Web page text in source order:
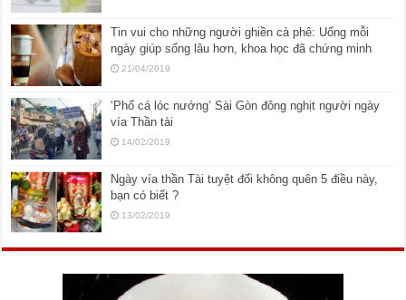
Tin vui cho những người ghiền cà phê: Uống mỗi
ngày giúp sống lâu hơn, khoa học đã chứng minh
21/04/2019
‘Phố cá lóc nướng’ Sài Gòn đông nghịt người ngày
vía Thần tài
14/02/2019
Ngày vía thần Tài tuyệt đối không quên 5 điều này,
bạn có biết ?
13/02/2019